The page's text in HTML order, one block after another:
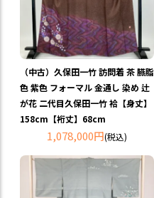
（中古）久保田一竹 訪問着 茶 臙脂
色 紫色 フォーマル 金通し 染め 辻
が花 二代目久保田一竹 袷【身丈】
158cm【裄丈】68cm
1,078,000円(税込)